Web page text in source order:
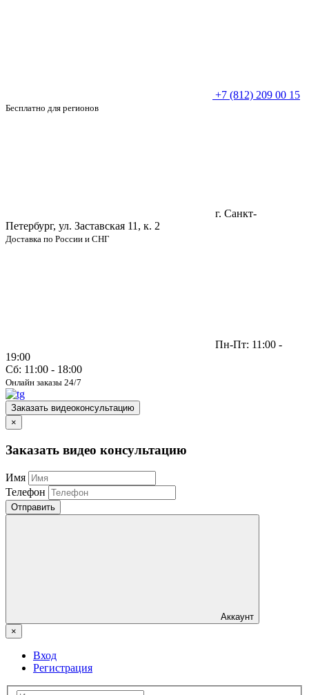
+7 (812) 209 00 15
Бесплатно для регионов
г. Санкт-
Петербург, ул. Заставская 11, к. 2
Доставка по России и СНГ
Пн-Пт: 11:00 -
19:00
Сб: 11:00 - 18:00
Онлайн заказы 24/7
Заказать видеоконсультацию
×
Заказать видео консультацию
Имя
Телефон
Отправить
Аккаунт
×
Вход
Регистрация